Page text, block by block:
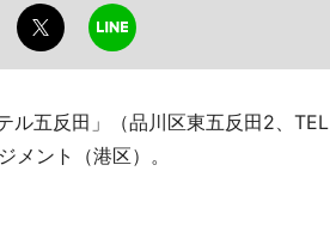
五反田」（品川区東五反田2、TEL
メント（港区）。